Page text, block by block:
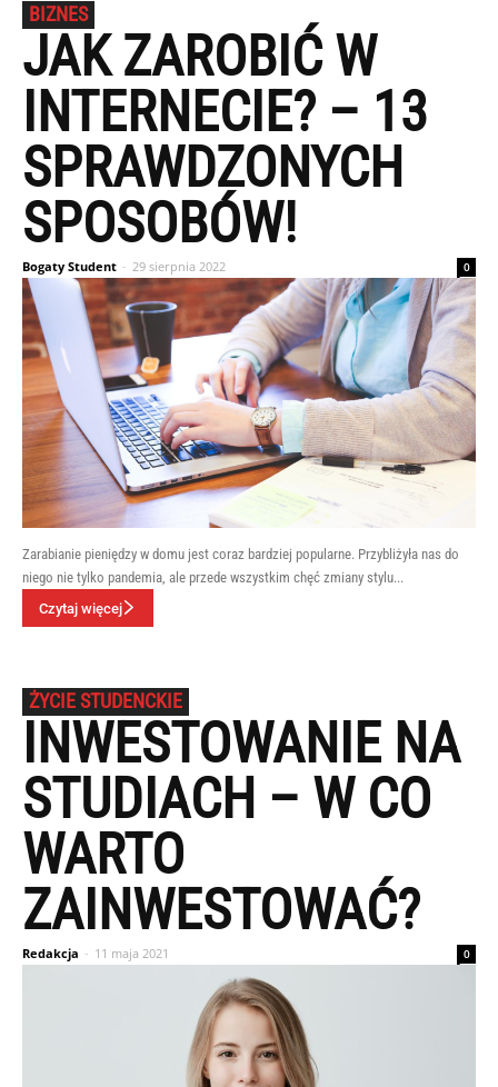
BIZNES
JAK ZAROBIĆ W
INTERNECIE? – 13
SPRAWDZONYCH
SPOSOBÓW!
Bogaty Student - 29 sierpnia 2022 0
Zarabianie pieniędzy w domu jest coraz bardziej popularne. Przybliżyła nas do
niego nie tylko pandemia, ale przede wszystkim chęć zmiany stylu...
Czytaj więcej
ŻYCIE STUDENCKIE
INWESTOWANIE NA
STUDIACH – W CO
WARTO
ZAINWESTOWAĆ?
Redakcja - 11 maja 2021 0